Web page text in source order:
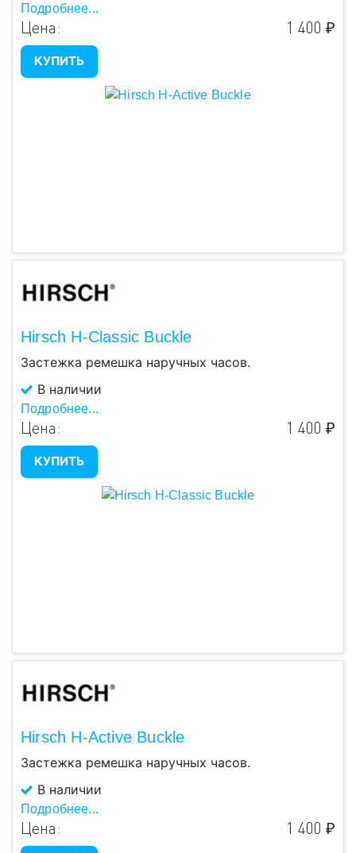
Подробнее...
Цена: 1 400 ₽
КУПИТЬ
Hirsch H-Classic Buckle
Застежка ремешка наручных часов.
В наличии
Подробнее...
Цена: 1 400 ₽
КУПИТЬ
Hirsch H-Active Buckle
Застежка ремешка наручных часов.
В наличии
Подробнее...
Цена: 1 400 ₽